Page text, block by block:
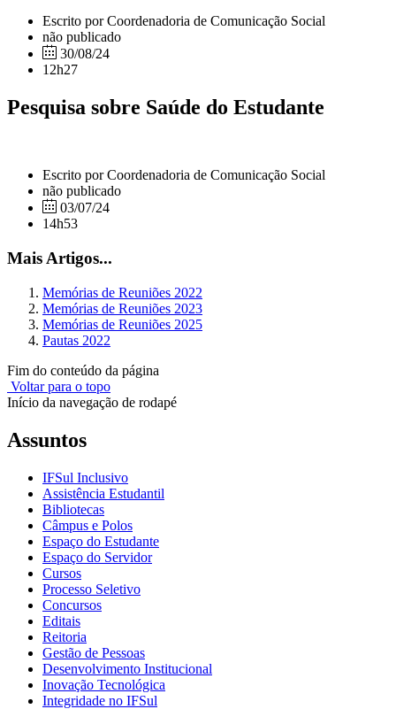
Escrito por Coordenadoria de Comunicação Social
não publicado
30/08/24
12h27
Pesquisa sobre Saúde do Estudante
Escrito por Coordenadoria de Comunicação Social
não publicado
03/07/24
14h53
Mais Artigos...
Memórias de Reuniões 2022
Memórias de Reuniões 2023
Memórias de Reuniões 2025
Pautas 2022
Fim do conteúdo da página
Voltar para o topo
Início da navegação de rodapé
Assuntos
IFSul Inclusivo
Assistência Estudantil
Bibliotecas
Câmpus e Polos
Espaço do Estudante
Espaço do Servidor
Cursos
Processo Seletivo
Concursos
Editais
Reitoria
Gestão de Pessoas
Desenvolvimento Institucional
Inovação Tecnológica
Integridade no IFSul